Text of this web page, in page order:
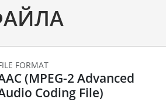
FORMAT
(MPEG-2 Advanced
Coding File)